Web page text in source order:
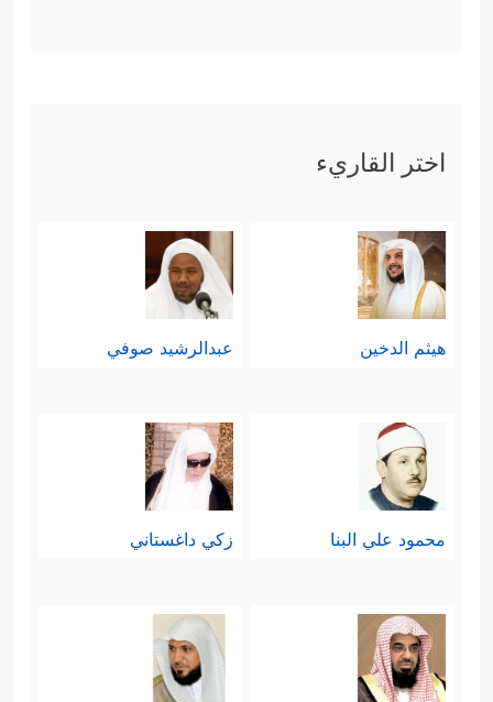
اختر القاريء
هيثم الدخين عبدالرشيد صوفي
محمود علي البنا زكي داغستاني